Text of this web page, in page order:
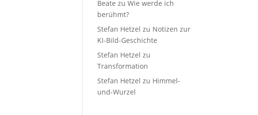
Beate zuWie werde ich
berühmt?
Stefan Hetzel zu Notizen zur
KI-Bild-Geschichte
Stefan Hetzel zu
Transformation
Stefan Hetzel zu Himmel-
und-Wurzel